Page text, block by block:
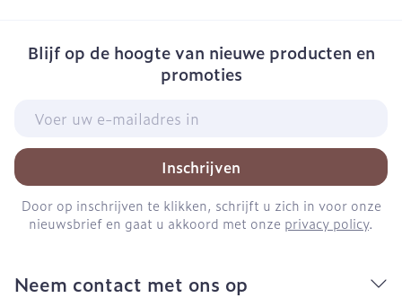
Blijf op de hoogte van nieuwe producten en
promoties
Inschrijven
Door op inschrijven te klikken, schrijft u zich in voor onze
nieuwsbrief en gaat u akkoord met onze privacy policy.
Neem contact met ons op